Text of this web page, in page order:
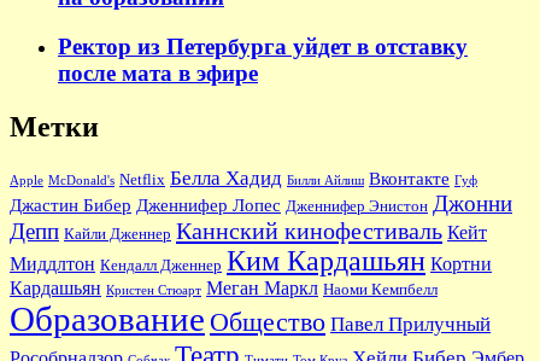
Ректор из Петербурга уйдет в отставку
после мата в эфире
Метки
Apple McDonald's Netflix Белла Хадид Билли Айлиш Вконтакте Гуф
Джастин Бибер Дженнифер Лопес Дженнифер Энистон Джонни
Депп Кайли Дженнер Каннский кинофестиваль Кейт
Миддлтон Кендалл Дженнер Ким Кардашьян Кортни
Кардашьян Кристен Стюарт Меган Маркл Наоми Кемпбелл
Образование Общество Павел Прилучный